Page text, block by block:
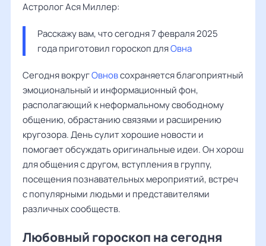
Астролог Ася Миллер:
Расскажу вам, что сегодня 7 февраля 2025
года приготовил гороскоп для Овна
Сегодня вокругОвновсохраняется благоприятный
эмоциональный и информационный фон,
располагающий к неформальному свободному
общению, обрастанию связями и расширению
кругозора. День сулит хорошие новости и
помогает обсуждать оригинальные идеи. Он хорош
для общения с другом, вступления в группу,
посещения познавательных мероприятий, встреч
с популярными людьми и представителями
различных сообществ.
Любовный гороскоп на сегодня